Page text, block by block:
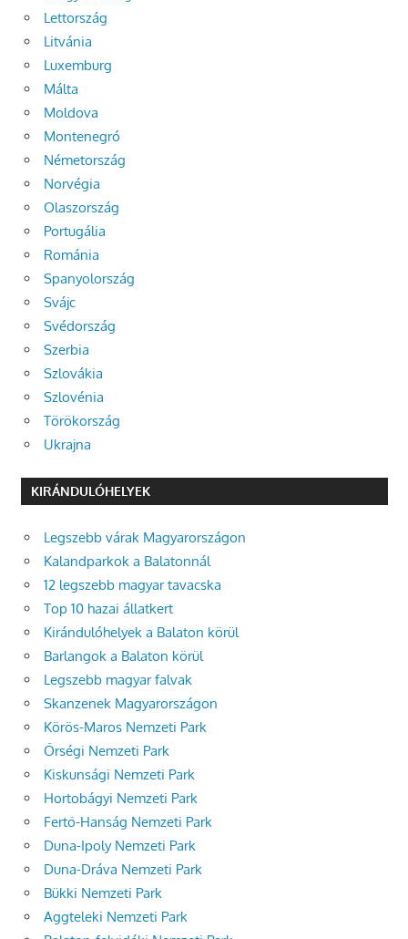
Lettország
Litvánia
Luxemburg
Málta
Moldova
Montenegró
Németország
Norvégia
Olaszország
Portugália
Románia
Spanyolország
Svájc
Svédország
Szerbia
Szlovákia
Szlovénia
Törökország
Ukrajna
KIRÁNDULÓHELYEK
Legszebb várak Magyarországon
Kalandparkok a Balatonnál
12 legszebb magyar tavacska
Top 10 hazai állatkert
Kirándulóhelyek a Balaton körül
Barlangok a Balaton körül
Legszebb magyar falvak
Skanzenek Magyarországon
Körös-Maros Nemzeti Park
Őrségi Nemzeti Park
Kiskunsági Nemzeti Park
Hortobágyi Nemzeti Park
Fertő-Hanság Nemzeti Park
Duna-Ipoly Nemzeti Park
Duna-Dráva Nemzeti Park
Bükki Nemzeti Park
Aggteleki Nemzeti Park